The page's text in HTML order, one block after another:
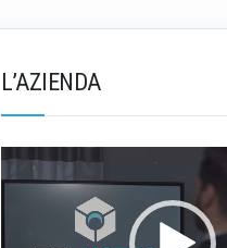
L’AZIENDA
Video
Player